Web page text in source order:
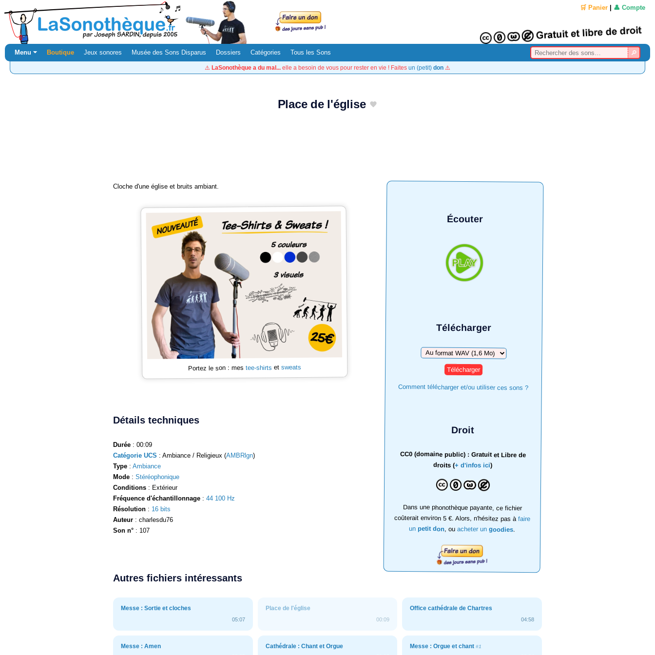
🛒 Panier 👤 Compte
Menu ⏷ Boutique Jeux sonores Musée des Sons Disparus Dossiers Catégories Tous les Sons
⚠️ LaSonothèque a du mal... elle a besoin de vous pour rester en vie ! Faites un (petit) don ⚠️
Place de l'église
Écouter
Télécharger
Télécharger
Comment télécharger et/ou utiliser ces sons ?
Droit
CC0 (domaine public) : Gratuit et Libre de
droits (+ d'infos ici)
Dans une phonothèque payante, ce fichier
coûterait environ 5 €. Alors, n'hésitez pas àfaire
un petit don, ouacheter ungoodies.
Cloche d'une église et bruits ambiant.
Portez le son : mestee-shirts etsweats
Détails techniques
Durée : 00:09
Catégorie UCS : Ambiance / Religieux (AMBRlgn)
Type : Ambiance
Mode : Stéréophonique
Conditions : Extérieur
Fréquence d'échantillonnage : 44 100 Hz
Résolution : 16 bits
Auteur : charlesdu76
Son n° : 107
Autres fichiers intéressants
Messe : Sortie et cloches
05:07
Place de l'église
00:09
Office cathédrale de Chartres
04:58
Messe : Amen Cathédrale : Chant et Orgue Messe : Orgue et chant#1